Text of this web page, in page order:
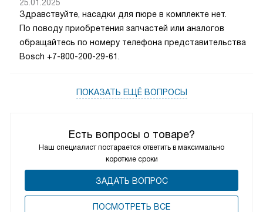
Есть вопросы о товаре?
Наш специалист постарается ответить в максимально
короткие сроки
ЗАДАТЬ ВОПРОС
ПОCМОТРЕТЬ ВСЕ
25.01.2025
Здравствуйте, насадки для пюре в комплекте нет.
По поводу приобретения запчастей или аналогов
обращайтесь по номеру телефона представительства
Bosch +7-800-200-29-61.
ПОКАЗАТЬ ЕЩЁ ВОПРОСЫ